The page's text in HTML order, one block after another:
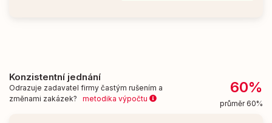
Konzistentní jednání
Odrazuje zadavatel firmy častým rušením a
změnami zakázek? metodika výpočtu
60%
průměr 60%